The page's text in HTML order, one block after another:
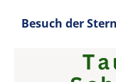
Besuch der